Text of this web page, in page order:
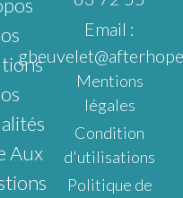
Aux
Email :
Mentions
légales
Condition
d'utilisations
Politique de